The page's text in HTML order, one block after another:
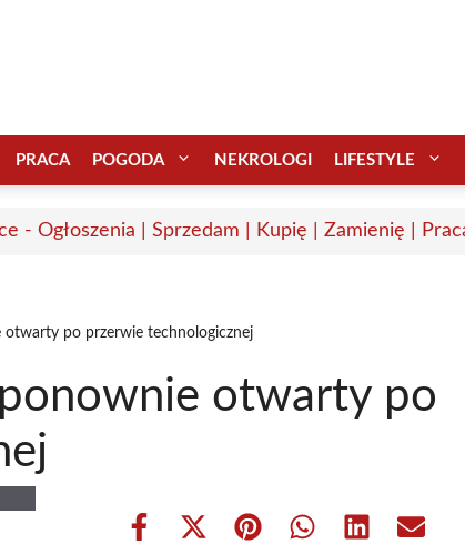
PRACA POGODA NEKROLOGI LIFESTYLE
- Ogłoszenia | Sprzedam | Kupię | Zamienię |
po przerwie technologicznej
otwarty po
Share
Share Share Share Share Share